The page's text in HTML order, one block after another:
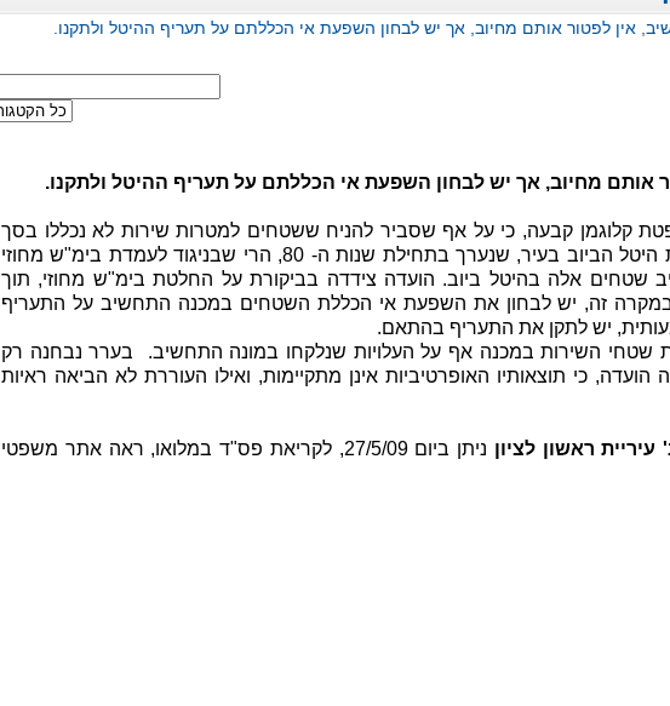
אין לפטור אותם מחיוב, אך יש לבחון השפעת אי הכללתם על תעריף ההיטל ולתקנו.
אותם מחיוב, אך יש לבחון השפעת אי הכללתם על תעריף ההיטל ולתקנו.
קלוגמן קבעה, כי על אף שסביר להניח ששטחים למטרות שירות לא נכללו בסך
השטחים המרכיבים את מכנה התחשיב לקביעת היטל הביוב בעיר, שנערך בתחילת שנות ה- 80, הרי שבניגוד לעמדת בימ"ש מחוזי
שטחים אלה בהיטל ביוב. הועדה צידדה בביקורת על החלטת בימ"ש מחוזי, תוך
זה, יש לבחון את השפעת אי הכללת השטחים במכנה התחשיב על התעריף
יש לתקן את התעריף בהתאם.
שטחי השירות במכנה אף על העלויות שנלקחו במונה התחשיב. בערר נבחנה רק
כי תוצאותיו האופרטיביות אינן מתקיימות, ואילו העוררת לא הביאה ראיות
ראשון לציון
ניתן ביום 27/5/09, לקריאת פס"ד במלואו, ראה אתר משפטי